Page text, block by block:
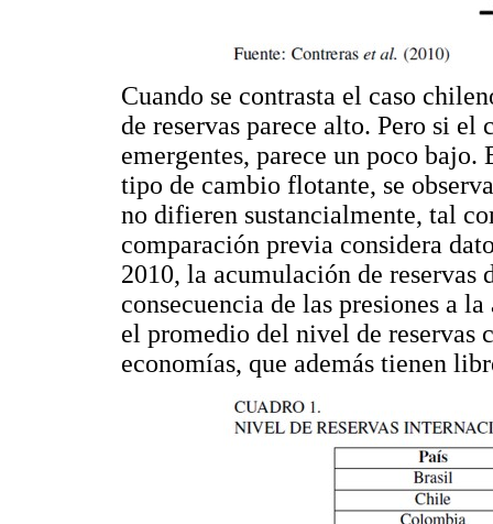
Cuando se contrasta el caso
de reservas parece alto. Pero si el
emergentes, parece un poco bajo.
tipo de cambio flotante, se
no difieren sustancialmente, tal
comparación previa considera
2010, la acumulación de reservas
consecuencia de las presiones a
el promedio del nivel de reservas
economías, que además tienen